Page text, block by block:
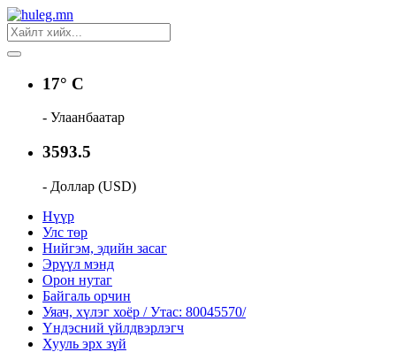
17° C
- Улаанбаатар
3593.5
- Доллар (USD)
Нүүр
Улс төр
Нийгэм, эдийн засаг
Эрүүл мэнд
Орон нутаг
Байгаль орчин
Уяач, хүлэг хоёр / Утас: 80045570/
Үндэсний үйлдвэрлэгч
Хууль эрх зүй